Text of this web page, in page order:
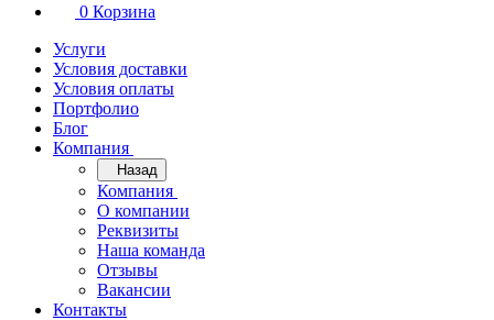
0 Корзина
Услуги
Условия доставки
Условия оплаты
Портфолио
Блог
Компания
Назад
Компания
О компании
Реквизиты
Наша команда
Отзывы
Вакансии
Контакты